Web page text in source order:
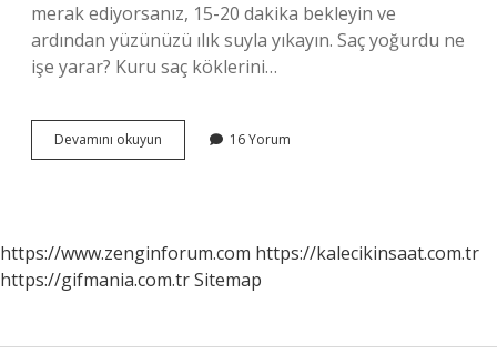
merak ediyorsanız, 15-20 dakika bekleyin ve
ardından yüzünüzü ılık suyla yıkayın. Saç yoğurdu ne
işe yarar? Kuru saç köklerini…
Devamını okuyun
Saçta
16 Yorum
https://www.zenginforum.com https://kalecikinsaat.com.tr
https://gifmania.com.trSitemap